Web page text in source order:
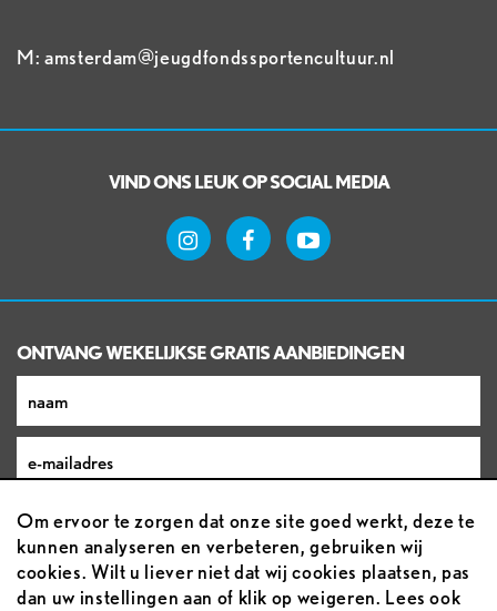
M: amsterdam@jeugdfondssportencultuur.nl
VIND ONS LEUK OP SOCIAL MEDIA
ONTVANG WEKELIJKSE GRATIS AANBIEDINGEN
Om ervoor te zorgen dat onze site goed werkt, deze te
kunnen analyseren en verbeteren, gebruiken wij
cookies. Wilt u liever niet dat wij cookies plaatsen, pas
dan uw instellingen aan of klik op weigeren. Lees ook